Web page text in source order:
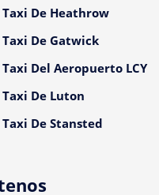
Taxi De Heathrow
Taxi De Gatwick
Taxi Del Aeropuerto LCY
Taxi De Luton
Taxi De Stansted